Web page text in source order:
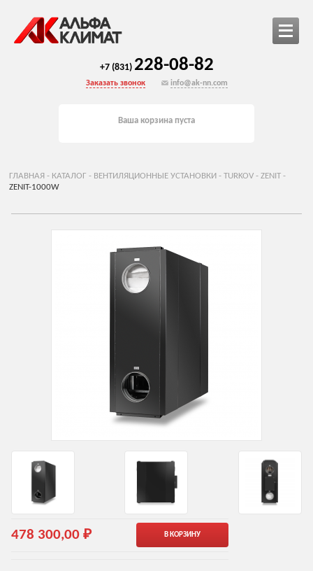
Ваша корзина пуста
+7 (831) 228-08-82
Заказать звонок info@ak-nn.com
ГЛАВНАЯ - КАТАЛОГ - ВЕНТИЛЯЦИОННЫЕ УСТАНОВКИ - TURKOV- ZENIT-
ZENIT-1000W
478 300,00 ₽ В КОРЗИНУ